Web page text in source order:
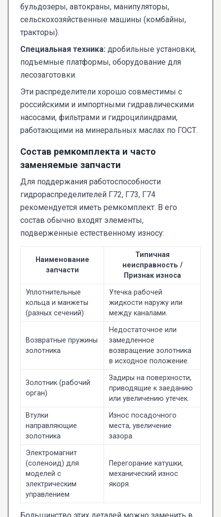
бульдозеры, автокраны, манипуляторы,
сельскохозяйственные машины (комбайны,
тракторы).
Специальная техника: дробильные установки,
подъемные платформы, оборудование для
лесозаготовки.
Эти распределители хорошо совместимы с
российскими и импортными гидравлическими
насосами, фильтрами и гидроцилиндрами,
работающими на минеральных маслах по ГОСТ.
Состав ремкомплекта и часто
заменяемые запчасти
Для поддержания работоспособности
гидрораспределителей Г72, Г73, Г74
рекомендуется иметь ремкомплект. В его
состав обычно входят элементы,
подверженные естественному износу:
Наименование
запчасти
Типичная
неисправность /
Признак износа
Уплотнительные
кольца и манжеты
(разных сечений)
Утечка рабочей
жидкости наружу или
между каналами.
Возвратные пружины
золотника
Недостаточное или
замедленное
возвращение золотника
в исходное положение.
Золотник (рабочий
орган)
Задиры на поверхности,
приводящие к заеданию
или увеличению утечек.
Втулки
направляющие
золотника
Износ посадочного
места, увеличение
зазора.
Электромагнит
(соленоид) для
моделей с
электрическим
управлением
Перегорание катушки,
механический износ
якоря.